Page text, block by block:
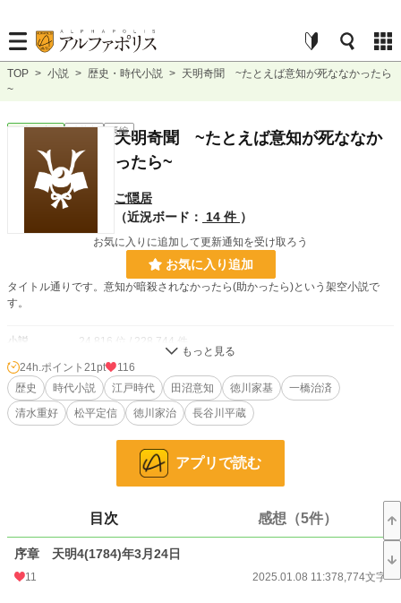
TOP > 小説 > 歴史・時代小説 > 天明奇聞 ~たとえば意知が死ななかったら
~
歴史・時代 連載中 長編
天明奇聞 ~たとえば意知が死ななか
ったら~
ご隠居
（近況ボード：
14 件 ）
お気に入りに追加して更新通知を受け取ろう
お気に入り追加
タイトル通りです。意知が暗殺されなかったら(助かったら)という架空小説で
す。
小説 24,816 位 / 228,744 件
歴史・時代 241 位 / 3,220 件
お気に入り 11
2023.05.03 15:55
週間ポイント 1,614 pt (5,939 位)
24h.ポイント 21pt
116
歴史
時代小説 江戸時代 田沼意知 徳川家基
一橋治済
清水重好
松平定信 徳川家治 長谷川平蔵
アプリで読む
目次 感想（5件）
序章 天明4(1784)年3月24日
11 2025.01.08 11:378,774文字